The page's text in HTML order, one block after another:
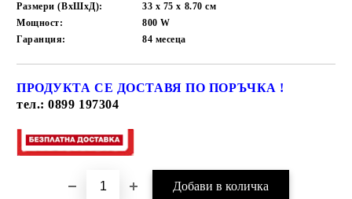
Размери (ВхШхД):
33 x 75 x 8.70см
Мощност:
800W
Гаранция:
84 месеца
ПРОДУКТА СЕ ДОСТАВЯ ПО ПОРЪЧКА !
тел.: 0899 197304